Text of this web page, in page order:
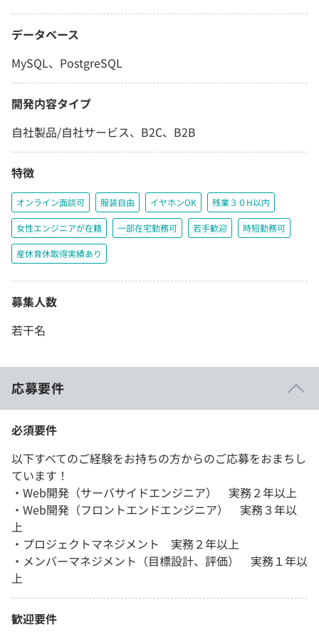
データベース
MySQL、PostgreSQL
開発内容タイプ
自社製品/自社サービス、B2C、B2B
特徴
オンライン面談可 服装自由 イヤホンOK 残業３０H以内
女性エンジニアが在籍 一部在宅勤務可 若手歓迎 時短勤務可
産休育休取得実績あり
募集人数
若干名
応募要件
必須要件
以下すべてのご経験をお持ちの方からのご応募をおまちし
ています！
・Web開発（サーバサイドエンジニア） 実務２年以上
・Web開発（フロントエンドエンジニア） 実務３年以
上
・プロジェクトマネジメント 実務２年以上
・メンバーマネジメント（目標設計、評価） 実務１年以
上
歓迎要件